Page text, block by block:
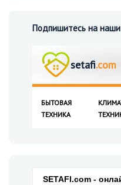
Подпишитесь на
SETAFI.com -